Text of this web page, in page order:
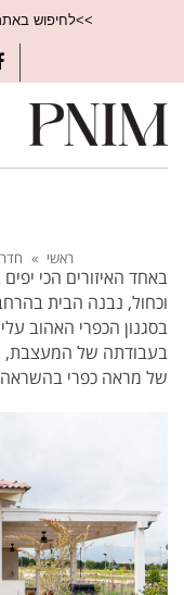
>>לחיפוש
ראשי »
באחד האיזורים הכי
וכחול, נבנה הבית
בסגנון הכפרי האהוב
בעבודתה של המעצבת,
של מראה כפרי